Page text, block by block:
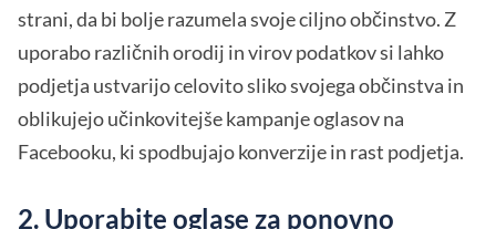
strani, da bi bolje razumela svoje ciljno občinstvo. Z
uporabo različnih orodij in virov podatkov si lahko
podjetja ustvarijo celovito sliko svojega občinstva in
oblikujejo učinkovitejše kampanje oglasov na
Facebooku, ki spodbujajo konverzije in rast podjetja.
2. Uporabite oglase za ponovno